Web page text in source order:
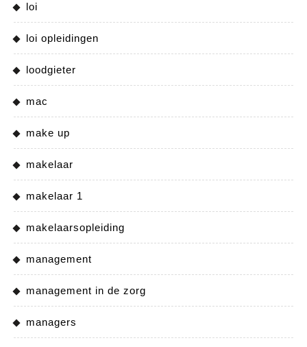
loi
loi opleidingen
loodgieter
mac
make up
makelaar
makelaar 1
makelaarsopleiding
management
management in de zorg
managers